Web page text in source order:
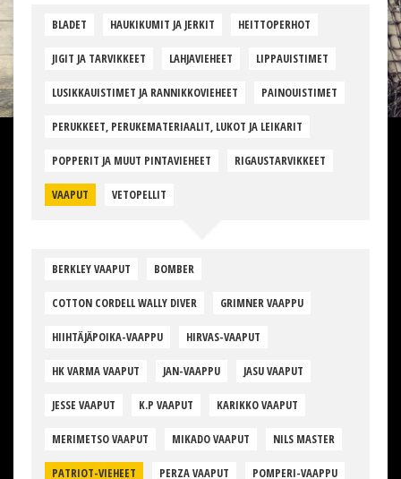
BLADET HAUKIKUMIT JA JERKIT HEITTOPERHOT
JIGIT JA TARVIKKEET LAHJAVIEHEET LIPPAUISTIMET
LUSIKKAUISTIMET JA RANNIKKOVIEHEET PAINOUISTIMET
PERUKKEET, PERUKEMATERIAALIT, LUKOT JA LEIKARIT
POPPERIT JA MUUT PINTAVIEHEET RIGAUSTARVIKKEET
VAAPUT VETOPELLIT
BERKLEY VAAPUT BOMBER
COTTON CORDELL WALLY DIVER GRIMNER VAAPPU
HIIHTÄJÄPOIKA-VAAPPU HIRVAS-VAAPUT
HK VARMA VAAPUT JAN-VAAPPU JASU VAAPUT
JESSE VAAPUT K.P VAAPUT KARIKKO VAAPUT
MERIMETSO VAAPUT MIKADO VAAPUT NILS MASTER
PATRIOT-VIEHEET PERZA VAAPUT POMPERI-VAAPPU